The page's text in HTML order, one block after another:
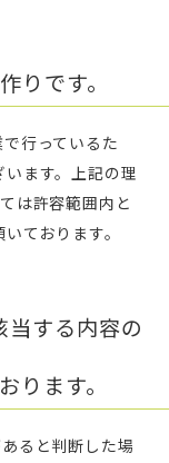
りです。
行っているた
ます。上記の理
は許容範囲内と
ております。
当する内容の
ります。
ると判断した場